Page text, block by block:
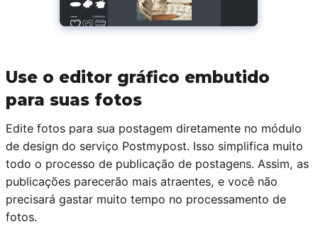
Use o editor gráfico embutido
para suas fotos
Edite fotos para sua postagem diretamente no módulo
de design do serviço Postmypost. Isso simplifica muito
todo o processo de publicação de postagens. Assim, as
publicações parecerão mais atraentes, e você não
precisará gastar muito tempo no processamento de
fotos.